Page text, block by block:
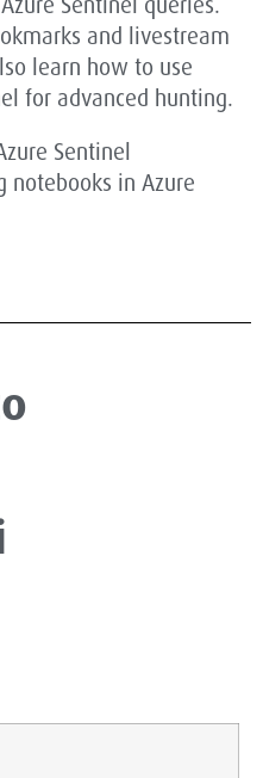
and livestream
learn how to use
for advanced hunting.
Sentinel
notebooks in Azure